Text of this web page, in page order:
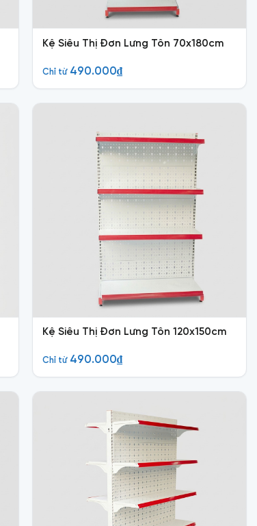
Kệ Siêu Thị Đơn Lưng Tôn 70x180cm
Chỉ từ 490.000₫
Kệ Siêu Thị Đơn Lưng Tôn 120x150cm
Chỉ từ 490.000₫